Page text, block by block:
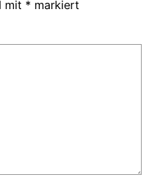
mit * markiert